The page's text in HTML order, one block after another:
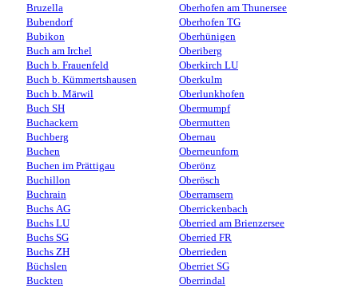
Bruzella
Bubendorf
Bubikon
Buch am Irchel
Buch b. Frauenfeld
Buch b. Kümmertshausen
Buch b. Märwil
Buch SH
Buchackern
Buchberg
Buchen
Buchen im Prättigau
Buchillon
Buchrain
Buchs AG
Buchs LU
Buchs SG
Buchs ZH
Büchslen
Buckten
Oberhofen am Thunersee
Oberhofen TG
Oberhünigen
Oberiberg
Oberkirch LU
Oberkulm
Oberlunkhofen
Obermumpf
Obermutten
Obernau
Oberneunforn
Oberönz
Oberösch
Oberramsern
Oberrickenbach
Oberried am Brienzersee
Oberried FR
Oberrieden
Oberriet SG
Oberrindal